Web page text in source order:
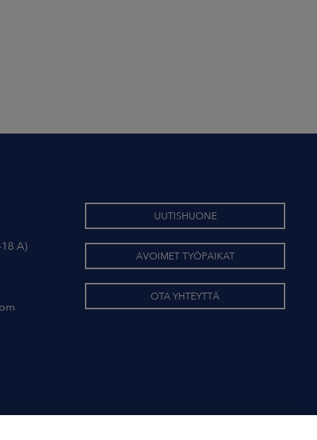
A)
UUTISHUONE
AVOIMET TYÖPAIKAT
OTA YHTEYTTÄ